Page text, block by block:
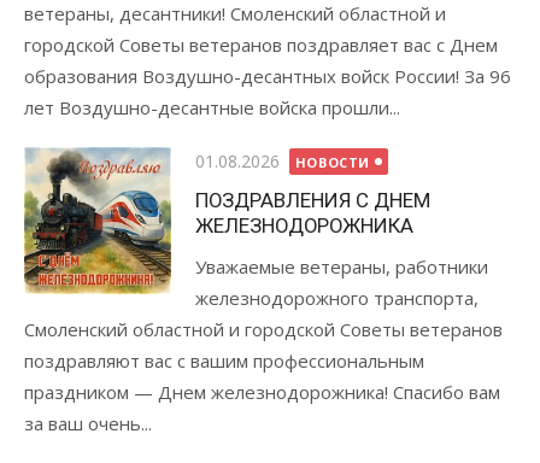
ветераны, десантники! Смоленский областной и
городской Советы ветеранов поздравляет вас с Днем
образования Воздушно-десантных войск России! За 96
лет Воздушно-десантные войска прошли...
Опубликовано
01.08.2026 НОВОСТИ
ПОЗДРАВЛЕНИЯ С ДНЕМ
ЖЕЛЕЗНОДОРОЖНИКА
Уважаемые ветераны, работники
железнодорожного транспорта,
Смоленский областной и городской Советы ветеранов
поздравляют вас с вашим профессиональным
праздником — Днем железнодорожника! Спасибо вам
за ваш очень...